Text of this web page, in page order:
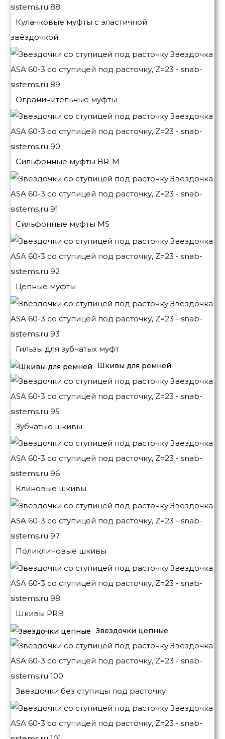
Кулачковые муфты с эластичной
звёздочкой
Ограничительные муфты
Сильфонные муфты BR-M
Сильфонные муфты MS
Цепные муфты
Гильзы для зубчатых муфт
Шкивы для ремней
Зубчатые шкивы
Клиновые шкивы
Поликлиновые шкивы
Шкивы PRB
Звездочки цепные
Звездочки без ступицы под расточку